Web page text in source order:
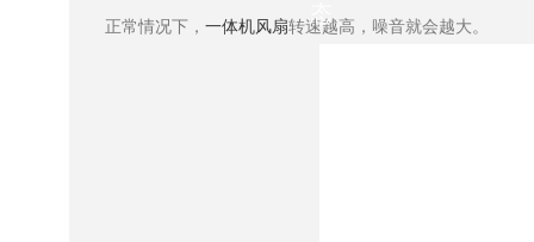
态
正常情况下， 一体机风扇转速越高，噪音就会越大。